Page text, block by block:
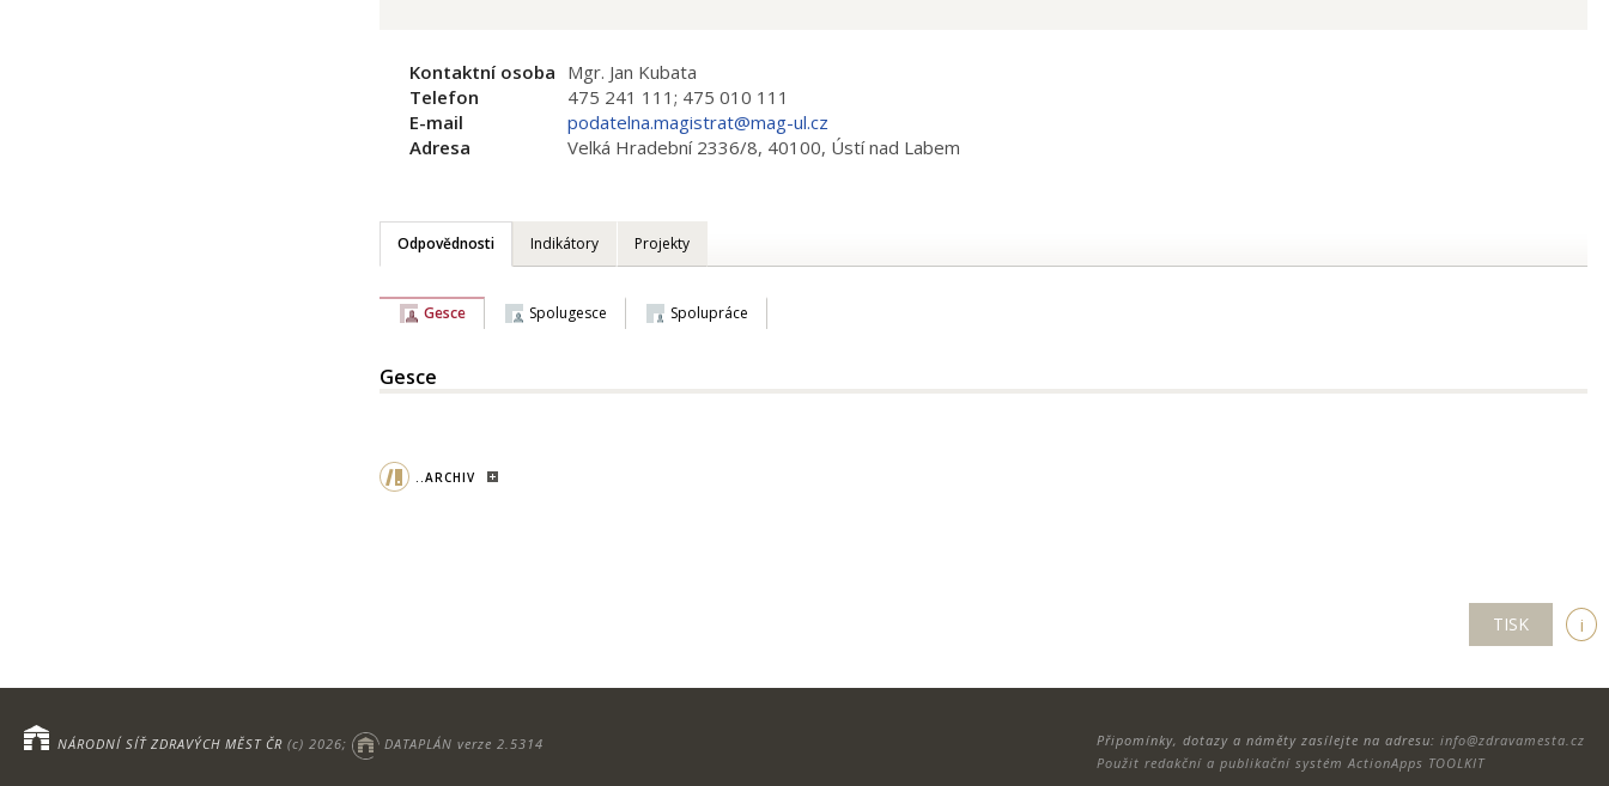
Kontaktní osoba Mgr. Jan Kubata
Telefon
475 241 111; 475 010 111
E-mail
podatelna.magistrat@mag-ul.cz
Adresa
Velká Hradební 2336/8, 40100, Ústí nad Labem
Odpovědnosti Indikátory Projekty
Gesce Spolugesce Spolupráce
Gesce
..ARCHIV
TISK i
Připomínky, dotazy a náměty zasílejte na adresu: info@zdravamesta.cz
Použit redakční a publikační systém ActionApps TOOLKIT
NÁRODNÍ SÍŤ ZDRAVÝCH MĚST ČR (c) 2026; DATAPLÁN verze 2.5314